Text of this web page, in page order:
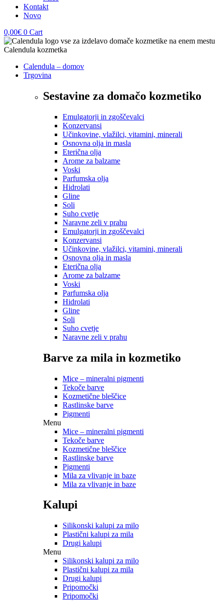
Kontakt
Novo
0,00€ 0 Cart
Calendula – domov
Trgovina
Sestavine za domačo kozmetiko
Emulgatorji in zgoščevalci
Konzervansi
Učinkovine, vlažilci, vitamini, minerali
Osnovna olja in masla
Eterična olja
Arome za balzame
Voski
Parfumska olja
Hidrolati
Gline
Soli
Suho cvetje
Naravne zeli v prahu
Emulgatorji in zgoščevalci
Konzervansi
Učinkovine, vlažilci, vitamini, minerali
Osnovna olja in masla
Eterična olja
Arome za balzame
Voski
Parfumska olja
Hidrolati
Gline
Soli
Suho cvetje
Naravne zeli v prahu
Barve za mila in kozmetiko
Mice – mineralni pigmenti
Tekoče barve
Kozmetične bleščice
Rastlinske barve
Pigmenti
Menu
Mice – mineralni pigmenti
Tekoče barve
Kozmetične bleščice
Rastlinske barve
Pigmenti
Mila za vlivanje in baze
Mila za vlivanje in baze
Kalupi
Silikonski kalupi za milo
Plastični kalupi za mila
Drugi kalupi
Menu
Silikonski kalupi za milo
Plastični kalupi za mila
Drugi kalupi
Pripomočki
Pripomočki